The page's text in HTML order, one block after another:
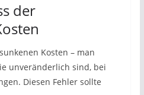
der
Kosten – man
unveränderlich sind, bei
Diesen Fehler sollte